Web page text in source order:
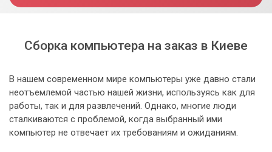
Сборка компьютера на заказ в Киеве
В нашем современном мире компьютеры уже давно стали
неотъемлемой частью нашей жизни, используясь как для
работы, так и для развлечений. Однако, многие люди
сталкиваются с проблемой, когда выбранный ими
компьютер не отвечает их требованиям и ожиданиям.